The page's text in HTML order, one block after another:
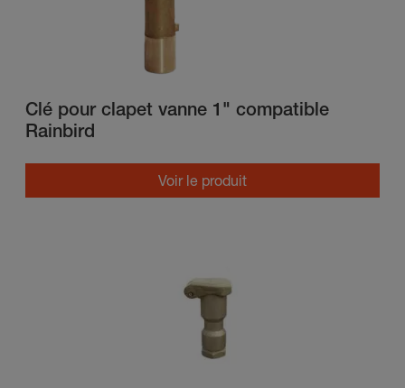
Clé pour clapet vanne 1" compatible
Rainbird
Voir le produit